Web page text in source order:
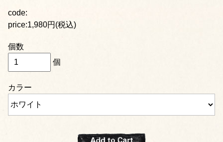
code:
price:1,980円(税込)
個数
個
カラー